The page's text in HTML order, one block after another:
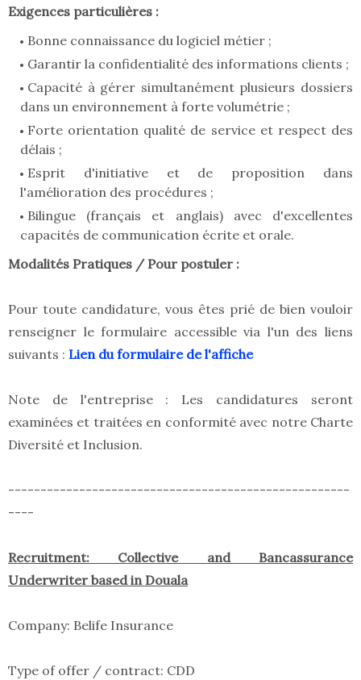
Exigences particulières :
Bonne connaissance du logiciel métier ;
Garantir la confidentialité des informations clients ;
Capacité à gérer simultanément plusieurs dossiers
dans un environnement à forte volumétrie ;
Forte orientation qualité de service et respect des
délais ;
Esprit d'initiative et de proposition dans
l'amélioration des procédures ;
Bilingue (français et anglais) avec d'excellentes
capacités de communication écrite et orale.
Modalités Pratiques / Pour postuler :
Pour toute candidature, vous êtes prié de bien vouloir
renseigner le formulaire accessible via l'un des liens
suivants : Lien du formulaire de l'affiche
Note de l'entreprise : Les candidatures seront
examinées et traitées en conformité avec notre Charte
Diversité et Inclusion.
-----------------------------------------------------
----
Recruitment: Collective and Bancassurance
Underwriter based in Douala
Company: Belife Insurance
Type of offer / contract: CDD